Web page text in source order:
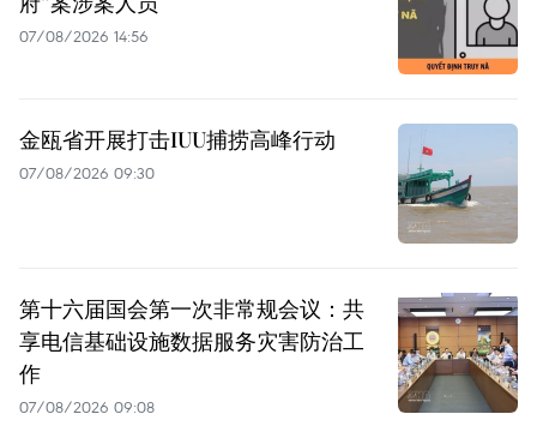
07/08/2026 14:56
金瓯省开展打击IUU捕捞高峰行动
07/08/2026 09:30
第十六届国会第一次非常规会议：共
享电信基础设施数据服务灾害防治工
作
07/08/2026 09:08